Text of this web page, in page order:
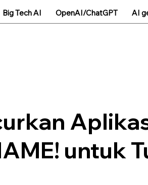
untuk
Big Tech AI OpenAI/ChatGPT AI